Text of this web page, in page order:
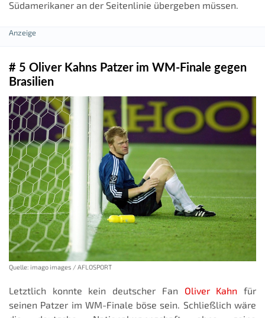
Südamerikaner an der Seitenlinie übergeben müssen.
# 5 Oliver Kahns Patzer im WM-Finale gegen
Brasilien
Quelle: imago images / AFLOSPORT
Letztlich konnte kein deutscher Fan Oliver Kahn für
seinen Patzer im WM-Finale böse sein. Schließlich wäre